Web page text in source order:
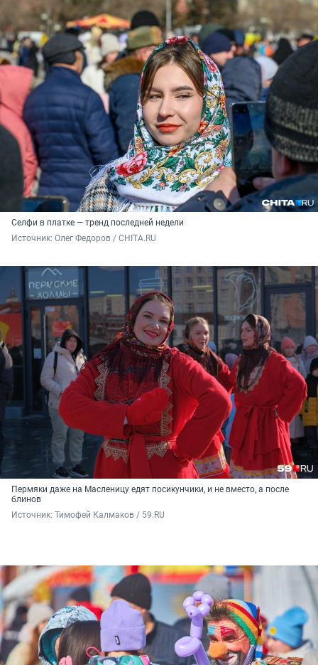
Селфи в платке — тренд последней недели
Источник: Олег Федоров / CHITA.RU
Пермяки даже на Масленицу едят посикунчики, и не вместо, а после
блинов
Источник: Тимофей Калмаков / 59.RU